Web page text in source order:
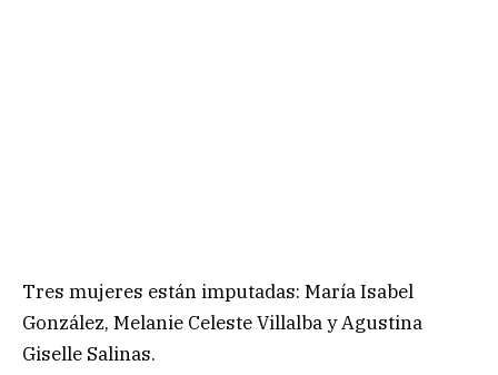
Tres mujeres están imputadas: María Isabel
González, Melanie Celeste Villalba y Agustina
Giselle Salinas.